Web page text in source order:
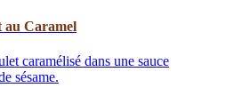
au Caramel
caramélisé dans une sauce
sésame.